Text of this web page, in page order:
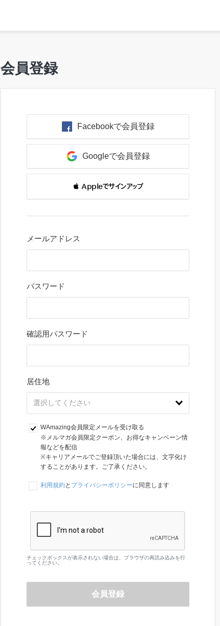
会員登録
Facebookで会員登録
Googleで会員登録
 Appleでサインアップ
メールアドレス
パスワード
確認用パスワード
居住地
WAmazing会員限定メールを受け取る
※メルマガ会員限定クーポン、お得なキャンペーン情
報などを配信
※キャリアメールでご登録頂いた場合には、文字化け
することがあります。ご了承ください。
利用規約と プライバシーポリシーに同意します
チェックボックスが表示されない場合は、ブラウザの再読み込みを行
ってください。
会員登録